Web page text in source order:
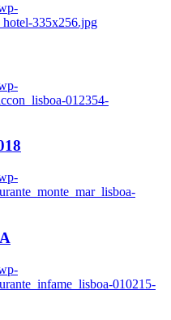
335x256.jpg
012354-
010215-